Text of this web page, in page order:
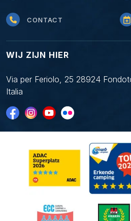
CONTACT
WIJ ZIJN HIER
Via per Feriolo, 25 28924
Italia